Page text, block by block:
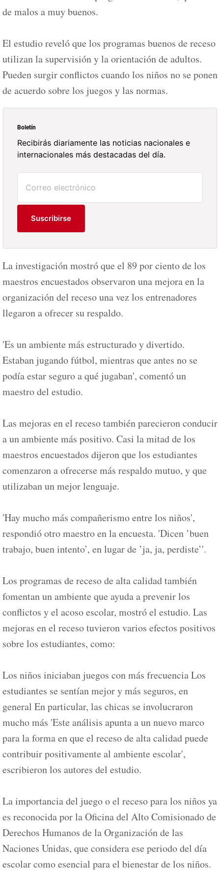
de malos a muy buenos.
El estudio reveló que los programas buenos de receso
utilizan la supervisión y la orientación de adultos.
Pueden surgir conflictos cuando los niños no se ponen
de acuerdo sobre los juegos y las normas.
Boletín
Recibirás diariamente las noticias nacionales e
internacionales más destacadas del día.
Suscribirse
La investigación mostró que el 89 por ciento de los
maestros encuestados observaron una mejora en la
organización del receso una vez los entrenadores
llegaron a ofrecer su respaldo.
'Es un ambiente más estructurado y divertido.
Estaban jugando fútbol, mientras que antes no se
podía estar seguro a qué jugaban', comentó un
maestro del estudio.
Las mejoras en el receso también parecieron conducir
a un ambiente más positivo. Casi la mitad de los
maestros encuestados dijeron que los estudiantes
comenzaron a ofrecerse más respaldo mutuo, y que
utilizaban un mejor lenguaje.
'Hay mucho más compañerismo entre los niños',
respondió otro maestro en la encuesta. 'Dicen ’buen
trabajo, buen intento’, en lugar de ’ja, ja, perdiste’'.
Los programas de receso de alta calidad también
fomentan un ambiente que ayuda a prevenir los
conflictos y el acoso escolar, mostró el estudio. Las
mejoras en el receso tuvieron varios efectos positivos
sobre los estudiantes, como:
Los niños iniciaban juegos con más frecuencia Los
estudiantes se sentían mejor y más seguros, en
general En particular, las chicas se involucraron
mucho más 'Este análisis apunta a un nuevo marco
para la forma en que el receso de alta calidad puede
contribuir positivamente al ambiente escolar',
escribieron los autores del estudio.
La importancia del juego o el receso para los niños ya
es reconocida por la Oficina del Alto Comisionado de
Derechos Humanos de la Organización de las
Naciones Unidas, que considera ese periodo del día
escolar como esencial para el bienestar de los niños.